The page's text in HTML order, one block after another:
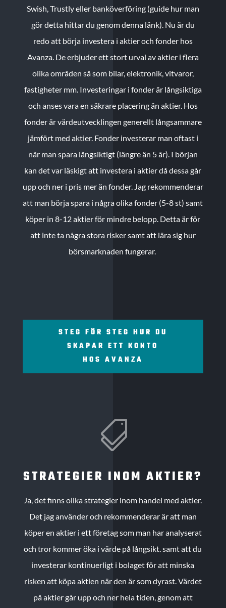
Swish, Trustly eller banköverföring (guide hur man
gör detta hittar du genom denna länk). Nu är du
redo att börja investera i aktier och fonder hos
Avanza. De erbjuder ett stort urval av aktier i flera
olika områden så som bilar, elektronik, vitvaror,
fastigheter mm. Investeringar i fonder är långsiktiga
och anses vara en säkrare placering än aktier. Hos
fonder är värdeutvecklingen generellt långsammare
jämfört med aktier. Fonder investerar man oftast i
när man spara långsiktigt (längre än 5 år). I början
kan det var läskigt att investera i aktier då dessa går
upp och ner i pris mer än fonder. Jag rekommenderar
att man börja spara i några olika fonder (5-8 st) samt
köper in 8-12 aktier för mindre belopp. Detta är för
att inte ta några stora risker samt att lära sig hur
börsmarknaden fungerar.
STEG FÖR STEG HUR DU
SKAPAR ETT KONTO
HOS AVANZA

STRATEGIER INOM AKTIER?
Ja, det finns olika strategier inom handel med aktier.
Det jag använder och rekommenderar är att man
köper en aktier i ett företag som man har analyserat
och tror kommer öka i värde på långsikt. samt att du
investerar kontinuerligt i bolaget för att minska
risken att köpa aktien när den är som dyrast. Värdet
på aktier går upp och ner hela tiden, genom att